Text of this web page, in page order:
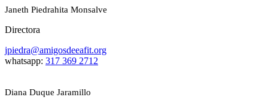
Janeth Piedrahita Monsalve
Directora
jpiedra@amigosdeeafit.org
whatsapp: 317 369 2712
Diana Duque Jaramillo